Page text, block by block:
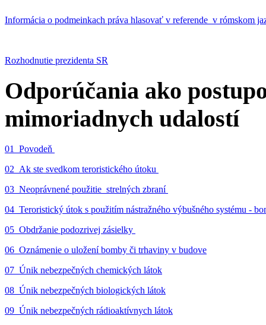
Informácia o podmeinkach práva hlasovať v referende v rómskom
Rozhodnutie prezidenta SR
Odporúčania ako
mimoriadnych udalostí
01_Povodeň
02_Ak ste svedkom teroristického útoku
03_Neoprávnené použitie strelných zbraní
04_Teroristický útok s použitím nástražného výbušného systému -
05_Obdržanie podozrivej zásielky
06_Oznámenie o uložení bomby či trhaviny v budove
07_Únik nebezpečných chemických látok
08_Únik nebezpečných biologických látok
09_Únik nebezpečných rádioaktívnych látok